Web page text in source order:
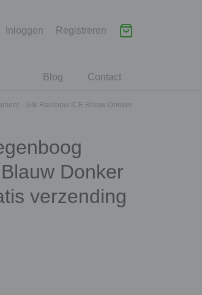
Inloggen Registreren
Contact
Blog
- Silk Rainbow ICE Blauw Donker
Donker
verzending